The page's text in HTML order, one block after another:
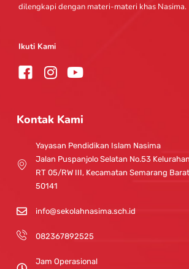
dilengkapi dengan materi-materi khas Nasima.
Ikuti Kami
I
t
a
g
r
a
m
Y
t
u
b
e
Kontak Kami
Yayasan Pendidikan Islam Nasima
Jalan Puspanjolo Selatan No.53
RT 05/RW III, Kecamatan Semarang
50141
info@sekolahnasima.sch.id
082367892525
Jam Operasional